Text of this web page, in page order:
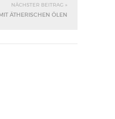
NÄCHSTER BEITRAG »
ÄTHERISCHEN ÖLEN